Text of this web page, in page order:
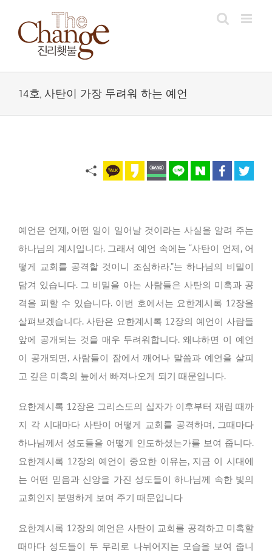
content
14호, 사탄이 가장 두려워 하는 예언
예언은 언제, 어떤 일이 일어날 것이라는 사실을 알려 주는
하나님의 계시입니다. 그래서 예언 속에는 “사탄이 언제, 어
떻게 교회를 공격할 것이니 조심하라.”는 하나님의 비밀이
담겨 있습니다. 그 비밀을 아는 사람들은 사탄의 미혹과 공
격을 피할 수 있습니다. 이번 호에서는 요한계시록 12장을
살펴보겠습니다. 사탄은 요한계시록 12장의 예언이 사람들
앞에 공개되는 것을 매우 두려워합니다. 왜냐하면 이 예언
이 공개되면, 사람들이 잠에서 깨어나 말씀과 예언을 살피
고 깊은 미혹의 늪에서 빠져나오게 되기 때문입니다.
요한계시록 12장은 그리스도의 십자가 이후부터 재림 때까
지 각 시대마다 사탄이 어떻게 교회를 공격하며, 그때마다
하나님께서 성도들을 어떻게 인도하셨는가를 보여 줍니다.
요한계시록 12장의 예언이 중요한 이유는, 지금 이 시대에
는 어떤 믿음과 신앙을 가진 성도들이 하나님께 속한 빛의
교회인지 분명하게 보여 주기 때문입니다
요한계시록 12장의 예언은 사탄이 교회를 공격하고 미혹할
때마다 성도들이 두 무리로 나뉘어지는 모습을 보여 줍니